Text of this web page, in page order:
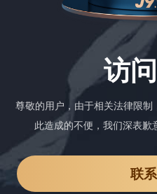
访
尊敬的用户，由于相关法律限
此造成的不便，我们深表歉
联